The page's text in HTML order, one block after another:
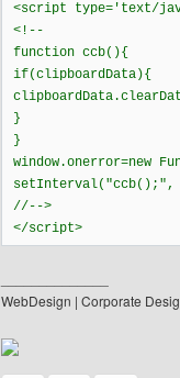
<script type='text/
<!--
function ccb(){
if(clipboardData){
}
}
window.onerror=new
setInterval("ccb();",
//-->
</script>
WebDesign | Corporate